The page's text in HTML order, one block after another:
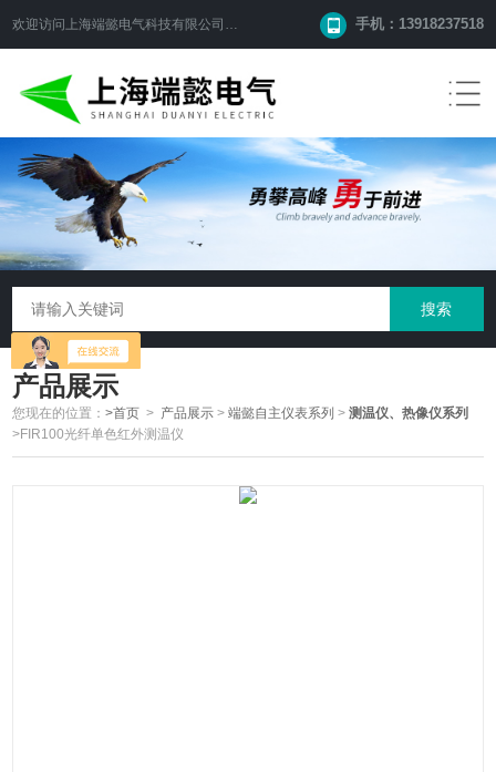
欢迎访问 上海端懿电气科技有限公司 网站！ 手机：13918237518
产品展示
您现在的位置：>首页 > 产品展示 >端懿自主仪表系列 >测温仪、热像仪系列
>FIR100光纤单色红外测温仪